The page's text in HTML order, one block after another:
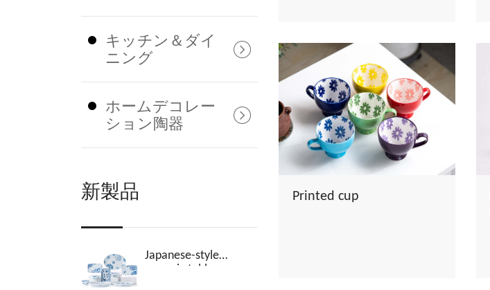
キッチン＆ダイ
ニング
ホームデコレー
ション陶器
新製品
Japanese-style
ceramic tableware
Printed cup